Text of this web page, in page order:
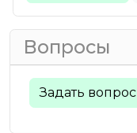
Вопросы
Задать вопрос